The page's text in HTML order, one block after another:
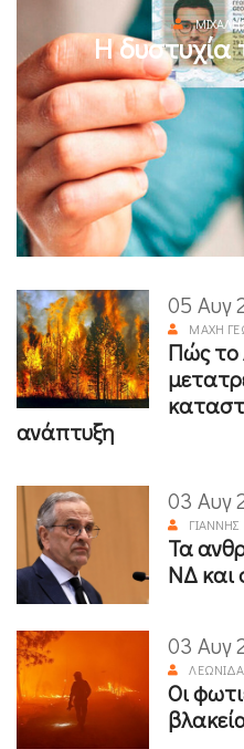
Η
05 Αυγ
ΜΆΧΗ
Πώς το
ανάπτυξη
03 Αυγ
Τα
ΝΔ και
03 Αυγ
Οι